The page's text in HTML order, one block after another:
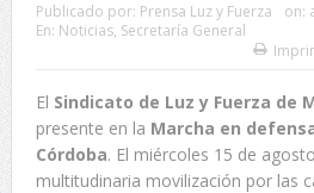
Publicado por: Prensa Luz y Fuerza on:
En: Noticias, Secretaría General
El Sindicato de Luz y Fuerza de
presente en la Marcha en
Córdoba. El miércoles 15 de
multitudinaria movilización por las